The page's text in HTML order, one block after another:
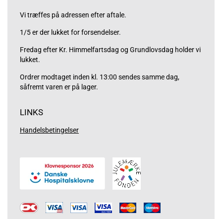
Vi træffes på adressen efter aftale.
1/5 er der lukket for forsendelser.
Fredag efter Kr. Himmelfartsdag og Grundlovsdag holder vi
lukket.
Ordrer modtaget inden kl. 13:00 sendes samme dag,
såfremt varen er på lager.
LINKS
Handelsbetingelser